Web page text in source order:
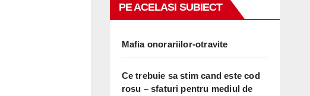
PE ACELASI SUBIECT
Mafia onorariilor-otravite
Ce trebuie sa stim cand este cod
rosu – sfaturi pentru mediul de